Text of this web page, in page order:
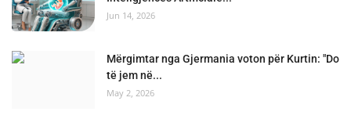
Jun 14, 2026
Mërgimtar nga Gjermania voton për Kurtin: "Do
të jem në...
May 2, 2026